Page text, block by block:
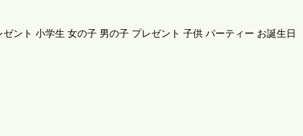
ント 小学生 女の子 男の子 プレゼント 子供 パーティー お誕生日